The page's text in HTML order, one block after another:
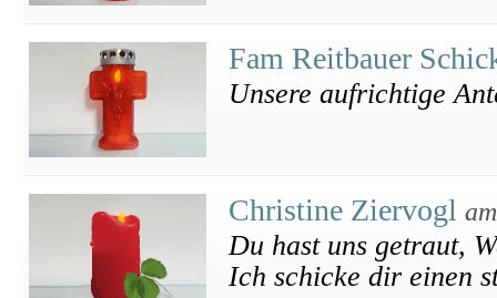
Fam Reitbauer
Unsere aufrichtige
Christine Ziervogl
Du hast uns getraut,
Ich schicke dir einen